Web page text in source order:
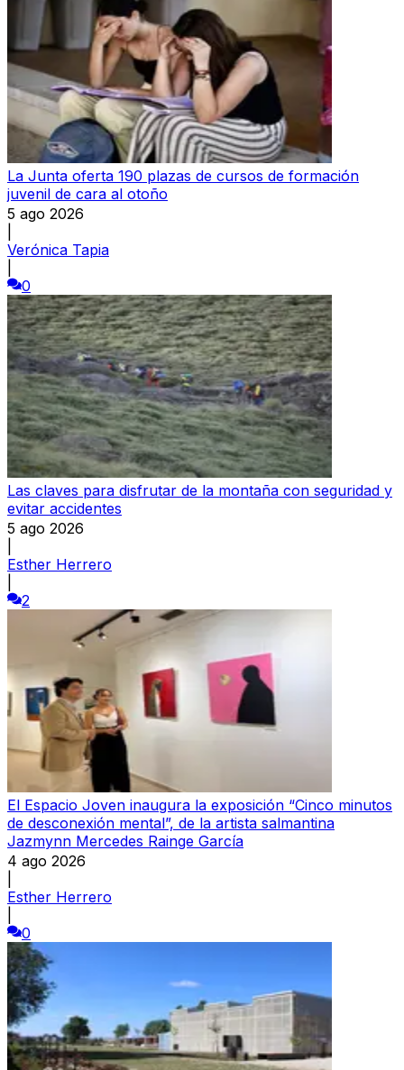
La Junta oferta 190 plazas de cursos de formación
juvenil de cara al otoño
5 ago 2026
Verónica Tapia
0
Las claves para disfrutar de la montaña con seguridad y
evitar accidentes
5 ago 2026
Esther Herrero
2
El Espacio Joven inaugura la exposición “Cinco minutos
de desconexión mental”, de la artista salmantina
Jazmynn Mercedes Rainge García
4 ago 2026
Esther Herrero
0